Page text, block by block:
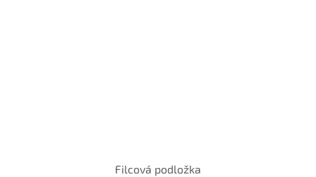
Filcová podložka